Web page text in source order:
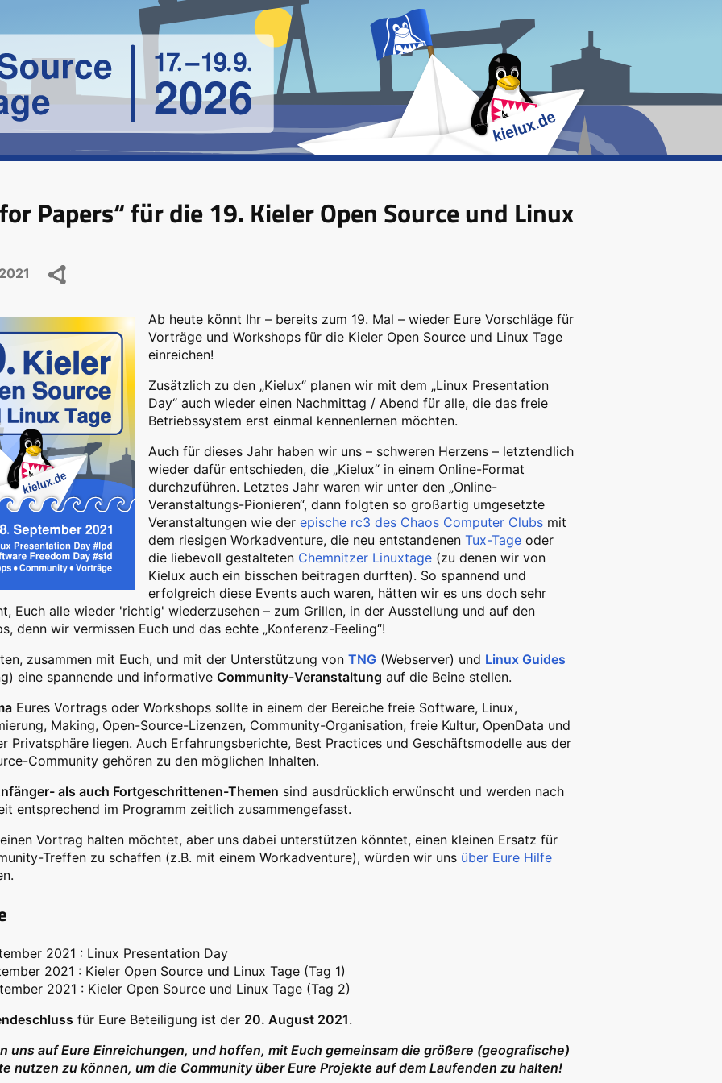
Papers“ für die 19. Kieler Open Source und Linux
Ab heute könnt Ihr – bereits zum 19. Mal – wieder Eure Vorschläge für
Vorträge und Workshops für die Kieler Open Source und Linux Tage
einreichen!
Zusätzlich zu den „Kielux“ planen wir mit dem „Linux Presentation
Day“ auch wieder einen Nachmittag / Abend für alle, die das freie
Betriebssystem erst einmal kennenlernen möchten.
Auch für dieses Jahr haben wir uns – schweren Herzens – letztendlich
wieder dafür entschieden, die „Kielux“ in einem Online-Format
durchzuführen. Letztes Jahr waren wir unter den „Online-
Veranstaltungs-Pionieren“, dann folgten so großartig umgesetzte
Veranstaltungen wie der epische rc3 des Chaos Computer Clubs mit
dem riesigen Workadventure, die neu entstandenen Tux-Tage oder
die liebevoll gestalteten Chemnitzer Linuxtage (zu denen wir von
Kielux auch ein bisschen beitragen durften). So spannend und
erfolgreich diese Events auch waren, hätten wir es uns doch sehr
Euch alle wieder 'richtig' wiederzusehen – zum Grillen, in der Ausstellung und auf den
denn wir vermissen Euch und das echte „Konferenz-Feeling“!
zusammen mit Euch, und mit der Unterstützung von TNG (Webserver) und Linux Guides
eine spannende und informative Community-Veranstaltung auf die Beine stellen.
Eures Vortrags oder Workshops sollte in einem der Bereiche freie Software, Linux,
Making, Open-Source-Lizenzen, Community-Organisation, freie Kultur, OpenData und
Privatsphäre liegen. Auch Erfahrungsberichte, Best Practices und Geschäftsmodelle aus der
Community gehören zu den möglichen Inhalten.
als auch Fortgeschrittenen-Themen sind ausdrücklich erwünscht und werden nach
entsprechend im Programm zeitlich zusammengefasst.
Vortrag halten möchtet, aber uns dabei unterstützen könntet, einen kleinen Ersatz für
Treffen zu schaffen (z.B. mit einem Workadventure), würden wir uns über Eure Hilfe
2021 : Linux Presentation Day
2021 : Kieler Open Source und Linux Tage (Tag 1)
2021 : Kieler Open Source und Linux Tage (Tag 2)
für Eure Beteiligung ist der 20. August 2021.
uns auf Eure Einreichungen, und hoffen, mit Euch gemeinsam die größere (geografische)
nutzen zu können, um die Community über Eure Projekte auf dem Laufenden zu halten!